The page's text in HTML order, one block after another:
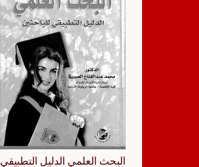
البحث العلمي الدليل التطبيقي